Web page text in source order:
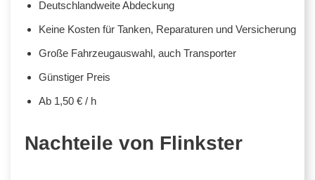
Deutschlandweite Abdeckung
Keine Kosten für Tanken, Reparaturen und Versicherung
Große Fahrzeugauswahl, auch Transporter
Günstiger Preis
Ab 1,50 € / h
Nachteile von Flinkster